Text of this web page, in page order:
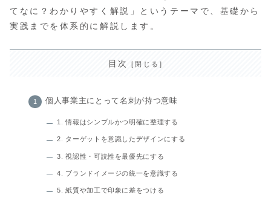
てなに？わかりやすく解説」というテーマで、基礎から
実践までを体系的に解説します。
目次
個人事業主にとって名刺が持つ意味
1. 情報はシンプルかつ明確に整理する
2. ターゲットを意識したデザインにする
3. 視認性・可読性を最優先にする
4. ブランドイメージの統一を意識する
5. 紙質や加工で印象に差をつける